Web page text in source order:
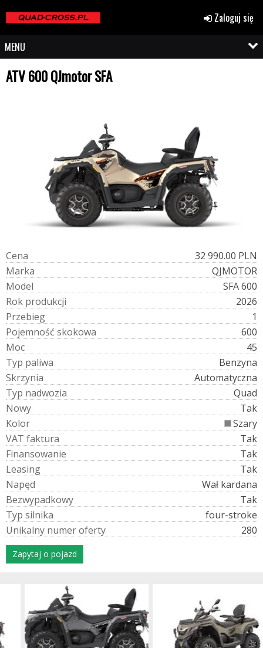
Zaloguj się
MENU
ATV 600 QJmotor SFA
Cena
32 990.00 PLN
Marka
QJMOTOR
Model
SFA 600
Rok produkcji
2026
Przebieg
1
Pojemność skokowa
600
Moc
45
Typ paliwa
Benzyna
Skrzynia
Automatyczna
Typ nadwozia
Quad
Nowy
Tak
Kolor
Szary
VAT faktura
Tak
Finansowanie
Tak
Leasing
Tak
Napęd
Wał kardana
Bezwypadkowy
Tak
Typ silnika
four-stroke
Unikalny numeroferty 280
Zapytaj o pojazd